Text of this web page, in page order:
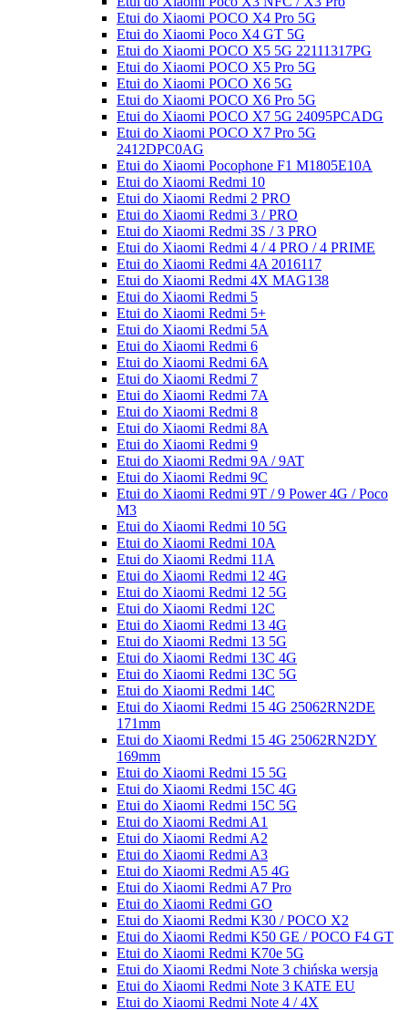
Etui do Xiaomi POCO X4 Pro 5G
Etui do Xiaomi Poco X4 GT 5G
Etui do Xiaomi POCO X5 5G 22111317PG
Etui do Xiaomi POCO X5 Pro 5G
Etui do Xiaomi POCO X6 5G
Etui do Xiaomi POCO X6 Pro 5G
Etui do Xiaomi POCO X7 5G 24095PCADG
Etui do Xiaomi POCO X7 Pro 5G
2412DPC0AG
Etui do Xiaomi Pocophone F1 M1805E10A
Etui do Xiaomi Redmi 10
Etui do Xiaomi Redmi 2 PRO
Etui do Xiaomi Redmi 3 / PRO
Etui do Xiaomi Redmi 3S / 3 PRO
Etui do Xiaomi Redmi 4 / 4 PRO / 4 PRIME
Etui do Xiaomi Redmi 4A 2016117
Etui do Xiaomi Redmi 4X MAG138
Etui do Xiaomi Redmi 5
Etui do Xiaomi Redmi 5+
Etui do Xiaomi Redmi 5A
Etui do Xiaomi Redmi 6
Etui do Xiaomi Redmi 6A
Etui do Xiaomi Redmi 7
Etui do Xiaomi Redmi 7A
Etui do Xiaomi Redmi 8
Etui do Xiaomi Redmi 8A
Etui do Xiaomi Redmi 9
Etui do Xiaomi Redmi 9A / 9AT
Etui do Xiaomi Redmi 9C
Etui do Xiaomi Redmi 9T / 9 Power 4G / Poco
M3
Etui do Xiaomi Redmi 10 5G
Etui do Xiaomi Redmi 10A
Etui do Xiaomi Redmi 11A
Etui do Xiaomi Redmi 12 4G
Etui do Xiaomi Redmi 12 5G
Etui do Xiaomi Redmi 12C
Etui do Xiaomi Redmi 13 4G
Etui do Xiaomi Redmi 13 5G
Etui do Xiaomi Redmi 13C 4G
Etui do Xiaomi Redmi 13C 5G
Etui do Xiaomi Redmi 14C
Etui do Xiaomi Redmi 15 4G 25062RN2DE
171mm
Etui do Xiaomi Redmi 15 4G 25062RN2DY
169mm
Etui do Xiaomi Redmi 15 5G
Etui do Xiaomi Redmi 15C 4G
Etui do Xiaomi Redmi 15C 5G
Etui do Xiaomi Redmi A1
Etui do Xiaomi Redmi A2
Etui do Xiaomi Redmi A3
Etui do Xiaomi Redmi A5 4G
Etui do Xiaomi Redmi A7 Pro
Etui do Xiaomi Redmi GO
Etui do Xiaomi Redmi K30 / POCO X2
Etui do Xiaomi Redmi K50 GE / POCO F4 GT
Etui do Xiaomi Redmi K70e 5G
Etui do Xiaomi Redmi Note 3 chińska wersja
Etui do Xiaomi Redmi Note 3 KATE EU
Etui do Xiaomi Redmi Note 4 / 4X